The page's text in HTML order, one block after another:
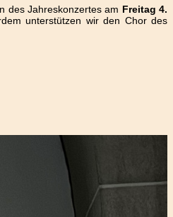
des Jahreskonzertes am Freitag 4.
unterstützen wir den Chor des